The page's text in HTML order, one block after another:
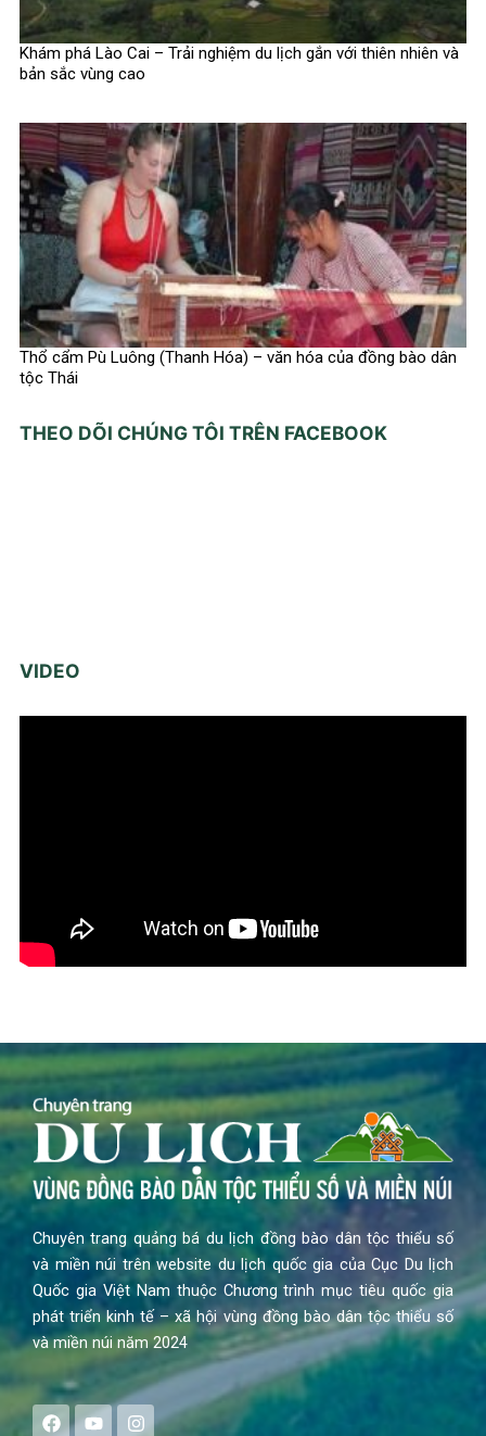
Khám phá Lào Cai – Trải nghiệm du lịch gắn với thiên nhiên và
bản sắc vùng cao
Thổ cẩm Pù Luông (Thanh Hóa) – văn hóa của đồng bào dân
tộc Thái
THEO DÕI CHÚNG TÔI TRÊN FACEBOOK
VIDEO
Chuyên trang quảng bá du lịch đồng bào dân tộc thiểu số
và miền núi trên website du lịch quốc gia của Cục Du lịch
Quốc gia Việt Nam thuộc Chương trình mục tiêu quốc gia
phát triển kinh tế – xã hội vùng đồng bào dân tộc thiểu số
và miền núi năm 2024
F
a
Y
o
I
n